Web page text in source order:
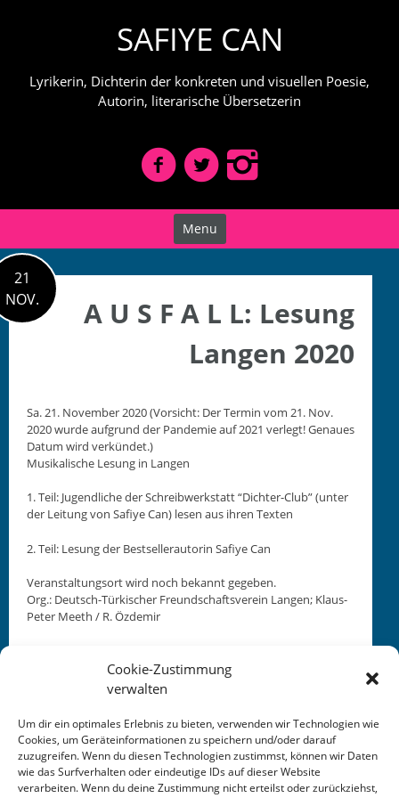
Cookie-Zustimmung
verwalten
Um dir ein optimales Erlebnis zu bieten, verwenden wir Technologien wie
Cookies, um Geräteinformationen zu speichern und/oder darauf
zuzugreifen. Wenn du diesen Technologien zustimmst, können wir Daten
wie das Surfverhalten oder eindeutige IDs auf dieser Website
verarbeiten. Wenn du deine Zustimmung nicht erteilst oder zurückziehst,
SAFIYE CAN
Lyrikerin, Dichterin der konkreten und visuellen Poesie,
Autorin, literarische Übersetzerin
Menu
21
NOV.
A U S F A L L: Lesung
Langen 2020
Sa. 21. Novem­ber 2020 (Vor­sicht: Der Ter­min vom 21. Nov.
2020 wurde auf­grund der Pan­demie auf 2021 ver­legt! Genaues
Datum wird verkün­det.)
Musikalis­che Lesung in Lan­gen
1. Teil: Jugendliche der Schreib­w­erk­statt “Dichter-Club” (unter
der Leitung von Safiye Can) lesen aus ihren Texten
2. Teil: Lesung der Best­seller­autorin Safiye Can
Ver­anstal­tung­sort wird noch bekan­nt gegeben.
Org.: Deutsch-Türkisch­er Fre­und­schaftsvere­in Lan­gen; Klaus-
Peter Meeth / R. Özdemir
This entry was posted inKALENDER . Bookmark the
permalink.